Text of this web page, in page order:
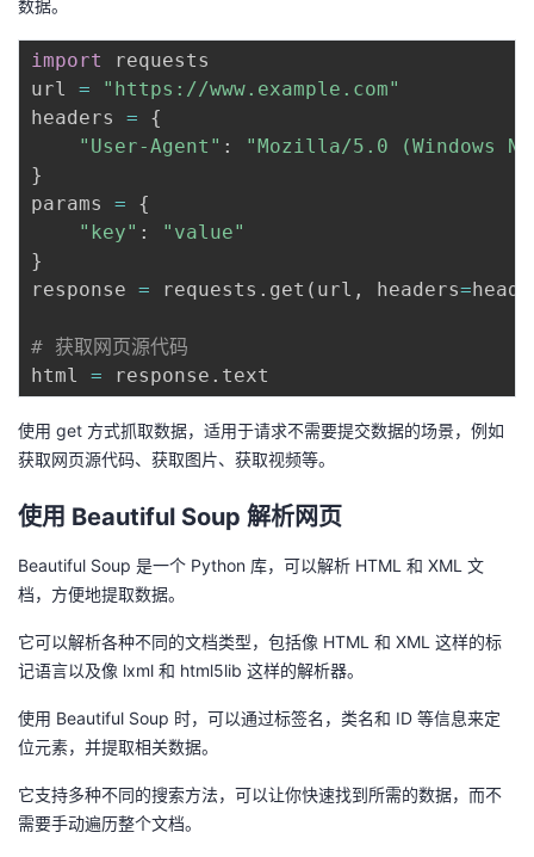
数据。
import
requests
url =
"https://www.example.com"
headers =
{
"User-Agent" :
"Mozilla/5.0 (Windows
}
params =
{
"key" :
"value"
}
response = requests . get ( url , headers=
# 获取网页源代码
html = response .
使用 get 方式抓取数据，适用于请求不需要提交数据的场景，例如
获取网页源代码、获取图片、获取视频等。
使用 Beautiful Soup 解析网页
Beautiful Soup 是一个 Python 库，可以解析 HTML 和 XML 文
档，方便地提取数据。
它可以解析各种不同的文档类型，包括像 HTML 和 XML 这样的标
记语言以及像 lxml 和 html5lib 这样的解析器。
使用 Beautiful Soup 时，可以通过标签名，类名和 ID 等信息来定
位元素，并提取相关数据。
它支持多种不同的搜索方法，可以让你快速找到所需的数据，而不
需要手动遍历整个文档。